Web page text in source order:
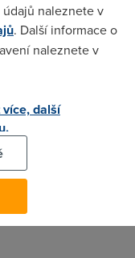
to pripojeni
pripojeni.
ADSL od O2
do nejakych 15
stranu, jestli
i neco drazsiho,
vylucuji.
naleznete v
. Další informace o
naleznete v
další